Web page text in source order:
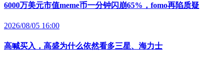
6000万美元市值meme币一分钟闪崩65%，fomo再陷质疑
2026/08/05 16:00
高喊买入，高盛为什么依然看多三星、海力士